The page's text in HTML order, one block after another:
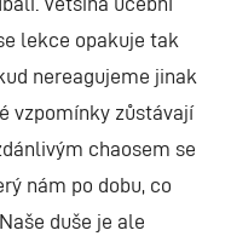
lekce opakuje tak
nereagujeme jinak
vzpomínky zůstávají
chaosem se
nám po dobu, co
duše je ale